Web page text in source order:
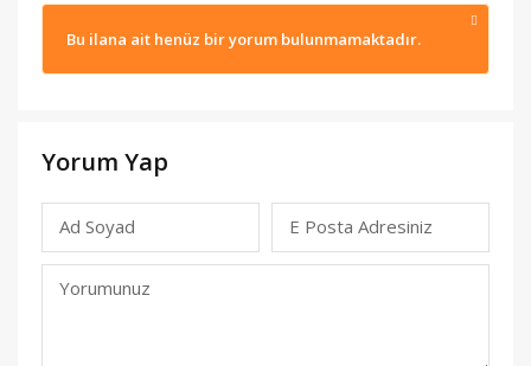
Bu ilana ait henüz bir yorum bulunmamaktadır.
Yorum Yap
Ad Soyad E Posta Adresiniz
Yorumunuz